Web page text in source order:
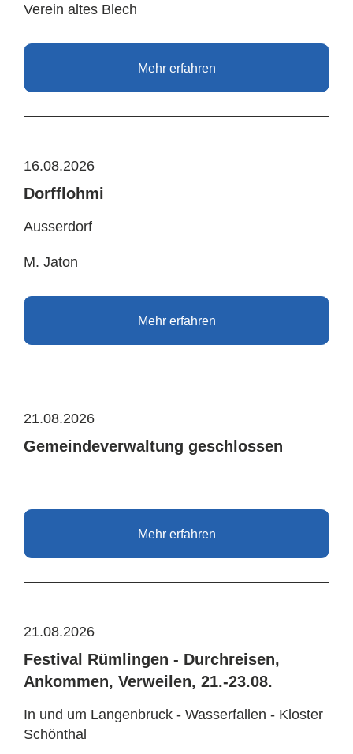
Verein altes Blech
Mehr erfahren
16.08.2026
Dorfflohmi
Ausserdorf
M. Jaton
Mehr erfahren
21.08.2026
Gemeindeverwaltung geschlossen
Mehr erfahren
21.08.2026
Festival Rümlingen - Durchreisen,
Ankommen, Verweilen, 21.-23.08.
In und um Langenbruck - Wasserfallen - Kloster
Schönthal